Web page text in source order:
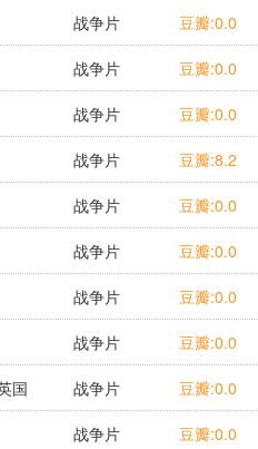
战争片 豆瓣:0.0
战争片 豆瓣:0.0
战争片 豆瓣:0.0
战争片 豆瓣:8.2
战争片 豆瓣:0.0
战争片 豆瓣:0.0
战争片 豆瓣:0.0
战争片 豆瓣:0.0
国 战争片 豆瓣:0.0
战争片 豆瓣:0.0